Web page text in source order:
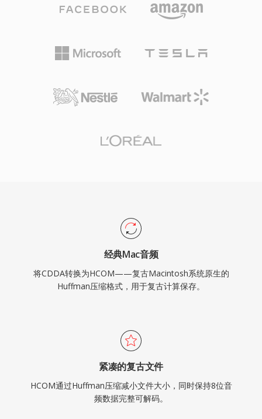
经典Mac音频
将CDDA转换为HCOM——复古Macintosh系统原生的
Huffman压缩格式，用于复古计算保存。
紧凑的复古文件
HCOM通过Huffman压缩减小文件大小，同时保持8位音
频数据完整可解码。